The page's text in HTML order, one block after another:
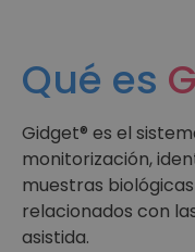
Qué es
Gidget® es el
monitorización,
muestras
relacionados con
asistida.